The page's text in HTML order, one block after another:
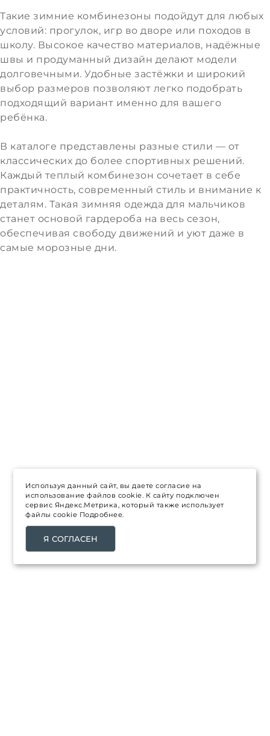
Такие зимние комбинезоны подойдут для любых
условий: прогулок, игр во дворе или походов в
школу. Высокое качество материалов, надёжные
швы и продуманный дизайн делают модели
долговечными. Удобные застёжки и широкий
выбор размеров позволяют легко подобрать
подходящий вариант именно для вашего
ребёнка.
В каталоге представлены разные стили — от
классических до более спортивных решений.
Каждый теплый комбинезон сочетает в себе
практичность, современный стиль и внимание к
деталям. Такая зимняя одежда для мальчиков
станет основой гардероба на весь сезон,
обеспечивая свободу движений и уют даже в
самые морозные дни.
Используя данный сайт, вы даете согласие на
использование файлов cookie. К сайту подключен
сервис Яндекс.Метрика, который также использует
файлы cookie Подробнее.
Я СОГЛАСЕН